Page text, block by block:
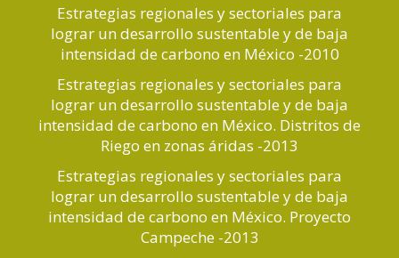
Estrategias regionales y sectoriales para
lograr un desarrollo sustentable y de baja
intensidad de carbono en México -2010
Estrategias regionales y sectoriales para
lograr un desarrollo sustentable y de baja
intensidad de carbono en México. Distritos de
Riego en zonas áridas -2013
Estrategias regionales y sectoriales para
lograr un desarrollo sustentable y de baja
intensidad de carbono en México. Proyecto
Campeche -2013